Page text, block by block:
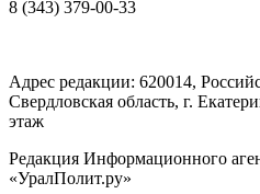
8 (343) 379-00-33
Адрес редакции: 620014,
Свердловская область, г.
этаж
Редакция Информационного
«УралПолит.ру»